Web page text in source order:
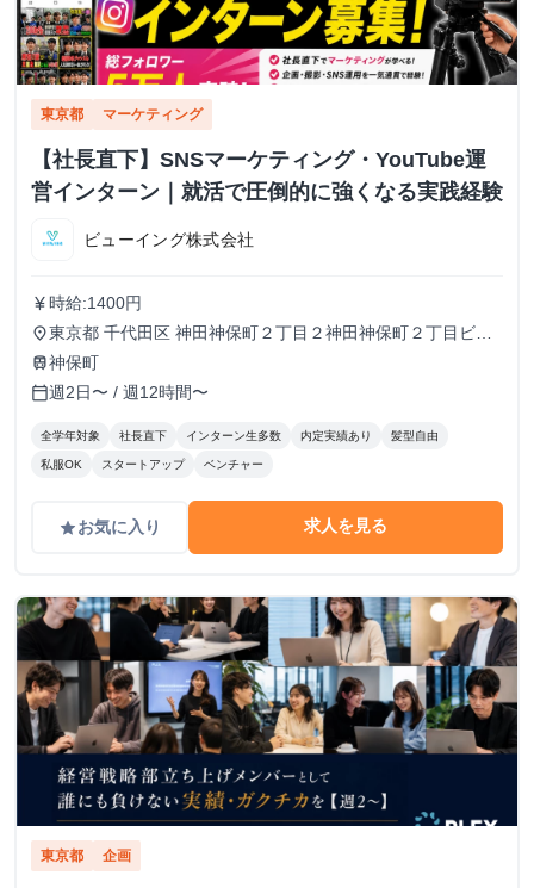
東京都 マーケティング
【社長直下】SNSマーケティング・YouTube運
営インターン｜就活で圧倒的に強くなる実践経験
ビューイング株式会社
currency_yen 時給:1400円
place東京都 千代田区 神田神保町２丁目２神田神保町２丁目ビル
５０２号室
train神保町
calendar_today週2日〜 / 週12時間〜
全学年対象 社長直下 インターン生多数 内定実績あり 髪型自由
私服OK スタートアップ ベンチャー
gradeお気に入り 求人を見る
東京都 企画